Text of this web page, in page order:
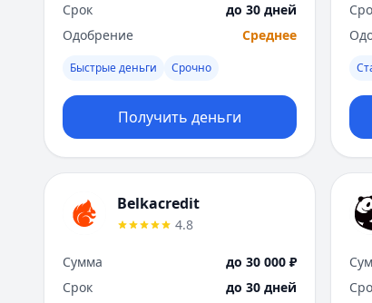
Срок
до 30 дней
Одобрение
Среднее
Быстрые деньги Срочно
Получить деньги
Belkacredit
4.8
Сумма
до 30 000 ₽
Срок
до 30 дней